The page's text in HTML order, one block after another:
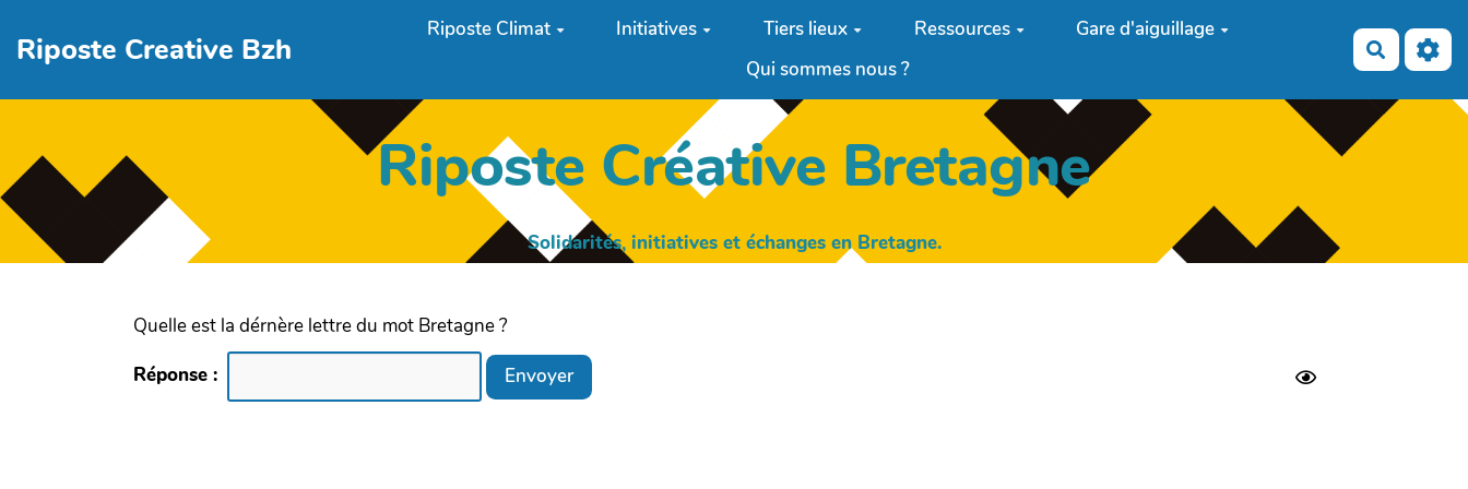
Riposte Creative Bzh
Riposte Climat Initiatives Tiers lieux Ressources
Gare d'aiguillage
Qui sommes nous ?
Riposte Créative Bretagne
Solidarités, initiatives et échanges en Bretagne.
Quelle est la dérnère lettre du mot Bretagne ?
Réponse :
Envoyer